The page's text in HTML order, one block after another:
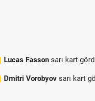
Lucas Fasson sarı kart
Dmitri Vorobyov sarı kart